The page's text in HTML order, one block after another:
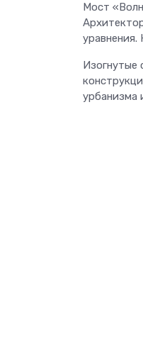
Мост
Изогнутые
урбанизма